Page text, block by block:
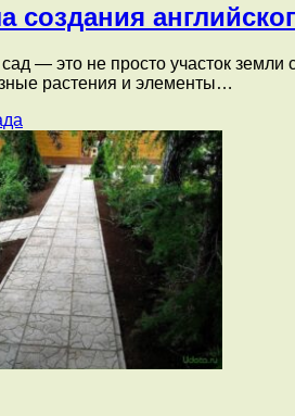
создания
— это не просто участок земли
растения и элементы…